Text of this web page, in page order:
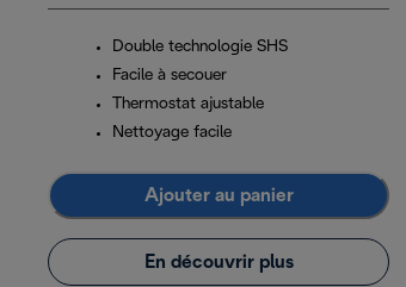
Double technologie SHS
Facile à secouer
Thermostat ajustable
Nettoyage facile
Ajouter au panier
En découvrir plus